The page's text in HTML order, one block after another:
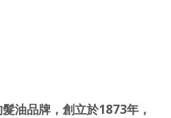
油品牌，創立於1873年，